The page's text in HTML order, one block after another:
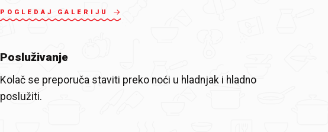
POGLEDAJ GALERIJU
Posluživanje
Kolač se preporuča staviti preko noći u hladnjak i hladno
poslužiti.